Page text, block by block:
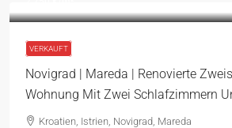
VERKAUFT
Novigrad | Mareda | Renovierte
Wohnung Mit Zwei Schlafzimmern
Kroatien, Istrien, Novigrad, Mareda